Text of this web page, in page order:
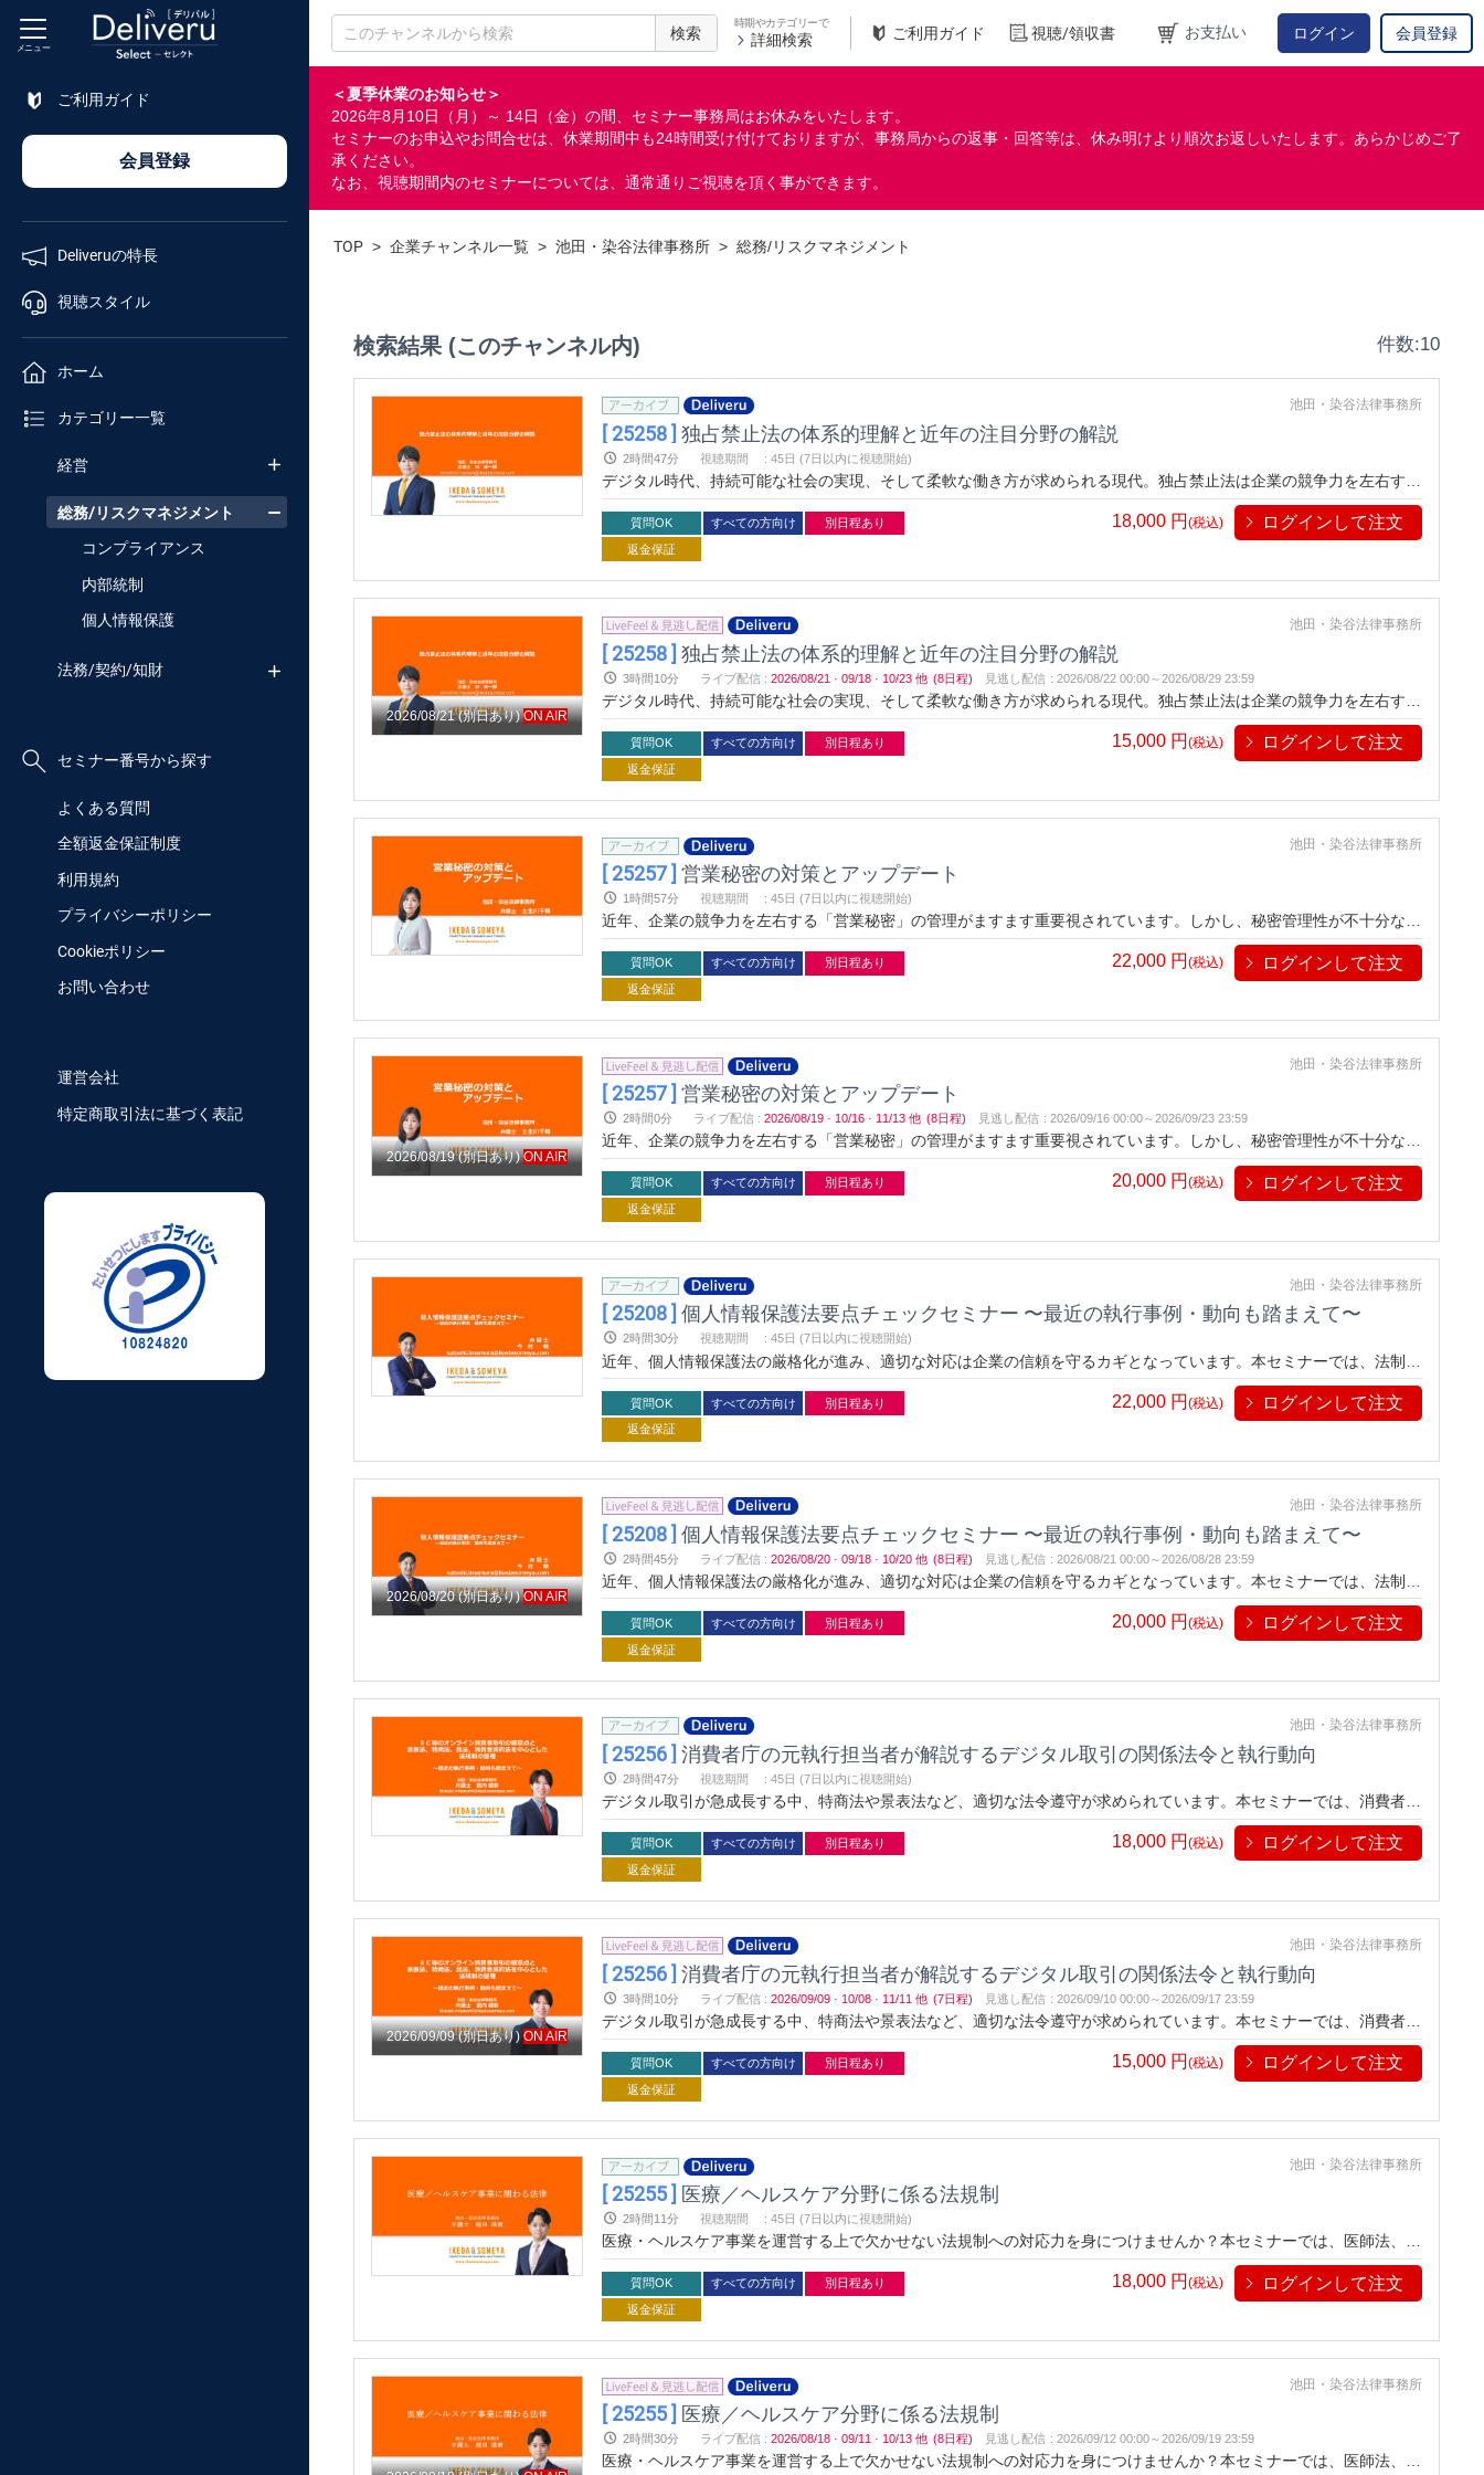
検索
時期やカテゴリーで
詳細検索 ご利用ガイド 視聴/領収書 お支払い ログイン 会員登録
＜夏季休業のお知らせ＞
2026年8月10日（月）～ 14日（金）の間、セミナー事務局はお休みをいたします。
セミナーのお申込やお問合せは、休業期間中も24時間受け付けておりますが、事務局からの返事・回答等は、休み明けより順次お返しいたします。あらかじめご了
承ください。
なお、視聴期間内のセミナーについては、通常通りご視聴を頂く事ができます。
メニュー
ご利用ガイド
会員登録
Deliveruの特長
視聴スタイル
ホーム
カテゴリー一覧
経営
総務/リスクマネジメント
コンプライアンス
内部統制
個人情報保護
法務/契約/知財
セミナー番号から探す
よくある質問
全額返金保証制度
利用規約
プライバシーポリシー
Cookieポリシー
お問い合わせ
運営会社
特定商取引法に基づく表記
セミナー
番号検索
TOP > 企業チャンネル一覧 > 池田・染谷法律事務所 > 総務/リスクマネジメント
検索結果 (このチャンネル内) 件数:10
池田・染谷法律事務所
[ 25258 ]独占禁止法の体系的理解と近年の注目分野の解説
2時間47分 視聴期間 : 45日 (7日以内に視聴開始)
デジタル時代、持続可能な社会の実現、そして柔軟な働き方が求められる現代。独占禁止法は企業の競争力を左右する
重要な鍵となります。本セミナーでは、体系的な法解説に加え、注目される執行事例や最新の法動向を掘り下げて解
説。具体的な事例を通じて、ビジネス環境で活用できる実践的な知識を提供します。法務担当者や経営層の皆様、ぜひ
ご参加ください。
質問OK すべての方向け
別日程あり
返金保証
18,000 円(税込) ログインして注文
2026/08/21 (別日あり) ON AIR
池田・染谷法律事務所
[ 25258 ]独占禁止法の体系的理解と近年の注目分野の解説
3時間10分 ライブ配信 : 2026/08/21 · 09/18 · 10/23 他 (8日程) 見逃し配信 : 2026/08/22 00:00～2026/08/29 23:59
デジタル時代、持続可能な社会の実現、そして柔軟な働き方が求められる現代。独占禁止法は企業の競争力を左右する
重要な鍵となります。本セミナーでは、体系的な法解説に加え、注目される執行事例や最新の法動向を掘り下げて解
説。具体的な事例を通じて、ビジネス環境で活用できる実践的な知識を提供します。法務担当者や経営層の皆様、ぜひ
ご参加ください。
質問OK すべての方向け
別日程あり
返金保証
15,000 円(税込) ログインして注文
池田・染谷法律事務所
[ 25257 ]営業秘密の対策とアップデート
1時間57分 視聴期間 : 45日 (7日以内に視聴開始)
近年、企業の競争力を左右する「営業秘密」の管理がますます重要視されています。しかし、秘密管理性が不十分な場
合、法的保護が失われるリスクも存在します。本セミナーでは、営業秘密として保護される要件や管理方法を具体的な
事例とともに解説し、実践的な対策を学べます。法的トラブルを未然に防ぎ、企業の成長を支えるノウハウを手に入れ
ましょう。
質問OK すべての方向け
別日程あり
返金保証
22,000 円(税込) ログインして注文
2026/08/19 (別日あり) ON AIR
池田・染谷法律事務所
[ 25257 ]営業秘密の対策とアップデート
2時間0分 ライブ配信 : 2026/08/19 · 10/16 · 11/13 他 (8日程) 見逃し配信 : 2026/09/16 00:00～2026/09/23 23:59
近年、企業の競争力を左右する「営業秘密」の管理がますます重要視されています。しかし、秘密管理性が不十分な場
合、法的保護が失われるリスクも存在します。本セミナーでは、営業秘密として保護される要件や管理方法を具体的な
事例とともに解説し、実践的な対策を学べます。法的トラブルを未然に防ぎ、企業の成長を支えるノウハウを手に入れ
ましょう。
質問OK すべての方向け
別日程あり
返金保証
20,000 円 (税込) ログインして注文
池田・染谷法律事務所
[ 25208 ]個人情報保護法要点チェックセミナー 〜最近の執行事例・動向も踏まえて〜
2時間30分 視聴期間 : 45日 (7日以内に視聴開始)
近年、個人情報保護法の厳格化が進み、適切な対応は企業の信頼を守るカギとなっています。本セミナーでは、法制度
の基礎から最新事例、業界ごとの対応までを体系的に解説し、実務に活かせる知識が習得できます。法律遵守とビジネ
ス活用の両立を目指し、専門家と共にリスクを減らしながらチャンスをつかむ方法を探りましょう。
質問OK すべての方向け
別日程あり
返金保証
22,000 円(税込) ログインして注文
2026/08/20 (別日あり) ON AIR
池田・染谷法律事務所
[ 25208 ]個人情報保護法要点チェックセミナー 〜最近の執行事例・動向も踏まえて〜
2時間45分 ライブ配信 : 2026/08/20 · 09/18 · 10/20 他 (8日程) 見逃し配信 : 2026/08/21 00:00～2026/08/28 23:59
近年、個人情報保護法の厳格化が進み、適切な対応は企業の信頼を守るカギとなっています。本セミナーでは、法制度
の基礎から最新事例、業界ごとの対応までを体系的に解説し、実務に活かせる知識が習得できます。法律遵守とビジネ
ス活用の両立を目指し、専門家と共にリスクを減らしながらチャンスをつかむ方法を探りましょう。
質問OK すべての方向け
別日程あり
返金保証
20,000 円(税込) ログインして注文
池田・染谷法律事務所
[ 25256 ]消費者庁の元執行担当者が解説するデジタル取引の関係法令と執行動向
2時間47分 視聴期間 : 45日 (7日以内に視聴開始)
デジタル取引が急成長する中、特商法や景表法など、適切な法令遵守が求められています。本セミナーでは、消費者庁
の元執行担当者が、オンラインBtoCビジネスにおける重要法令の要点や執行動向を解説。広告から契約締結、通信販
売の行政処分事例まで、実務に役立つ最新情報をお届けします。安心してビジネスを展開するための具体的な対応策を
学びましょう！
質問OK すべての方向け
別日程あり
返金保証
18,000 円(税込) ログインして注文
2026/09/09 (別日あり) ON AIR
池田・染谷法律事務所
[ 25256 ]消費者庁の元執行担当者が解説するデジタル取引の関係法令と執行動向
3時間10分 ライブ配信 : 2026/09/09 · 10/08 · 11/11 他 (7日程) 見逃し配信 : 2026/09/10 00:00～2026/09/17 23:59
デジタル取引が急成長する中、特商法や景表法など、適切な法令遵守が求められています。本セミナーでは、消費者庁
の元執行担当者が、オンラインBtoCビジネスにおける重要法令の要点や執行動向を解説。広告から契約締結、通信販
売の行政処分事例まで、実務に役立つ最新情報をお届けします。安心してビジネスを展開するための具体的な対応策を
学びましょう！
質問OK すべての方向け
別日程あり
返金保証
15,000 円(税込) ログインして注文
池田・染谷法律事務所
[ 25255 ] 医療／ヘルスケア分野に係る法規制
2時間11分 視聴期間 : 45日 (7日以内に視聴開始)
医療・ヘルスケア事業を運営する上で欠かせない法規制への対応力を身につけませんか？本セミナーでは、医師法、医
療法、薬機法などの基本法から、マーケティング活動に関わる規制までを網羅的に解説します。執行事例も交えた具体
的な内容で、法的リスクを最小化し、事業成長を支援する実践的な知識を習得いただけます。
質問OK すべての方向け
別日程あり
返金保証
18,000 円(税込) ログインして注文
池田・染谷法律事務所
[ 25255 ] 医療／ヘルスケア分野に係る法規制
2時間30分 ライブ配信 : 2026/08/18 · 09/11 · 10/13 他 (8日程) 見逃し配信 : 2026/09/12 00:00～2026/09/19 23:59
医療・ヘルスケア事業を運営する上で欠かせない法規制への対応力を身につけませんか？本セミナーでは、医師法、医